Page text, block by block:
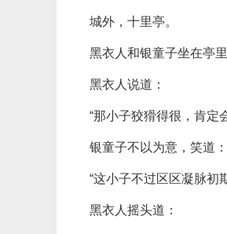
城外，十里亭。
黑衣人和银童子坐在亭里
黑衣人说道：
“那小子狡猾得很，肯定
银童子不以为意，笑道：
“这小子不过区区凝脉初
黑衣人摇头道：